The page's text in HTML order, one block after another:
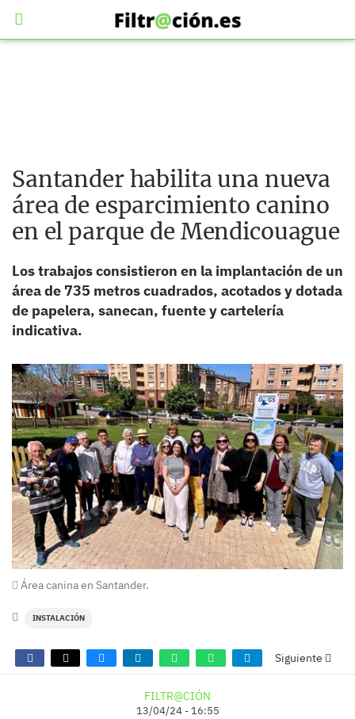
Santander habilita una nueva
área de esparcimiento canino
en el parque de Mendicouague
Los trabajos consistieron en la implantación de un
área de 735 metros cuadrados, acotados y dotada
de papelera, sanecan, fuente y cartelería
indicativa.
Área canina en Santander.
INSTALACIÓN
Siguiente
FILTR@CIÓN
13/04/24 - 16:55